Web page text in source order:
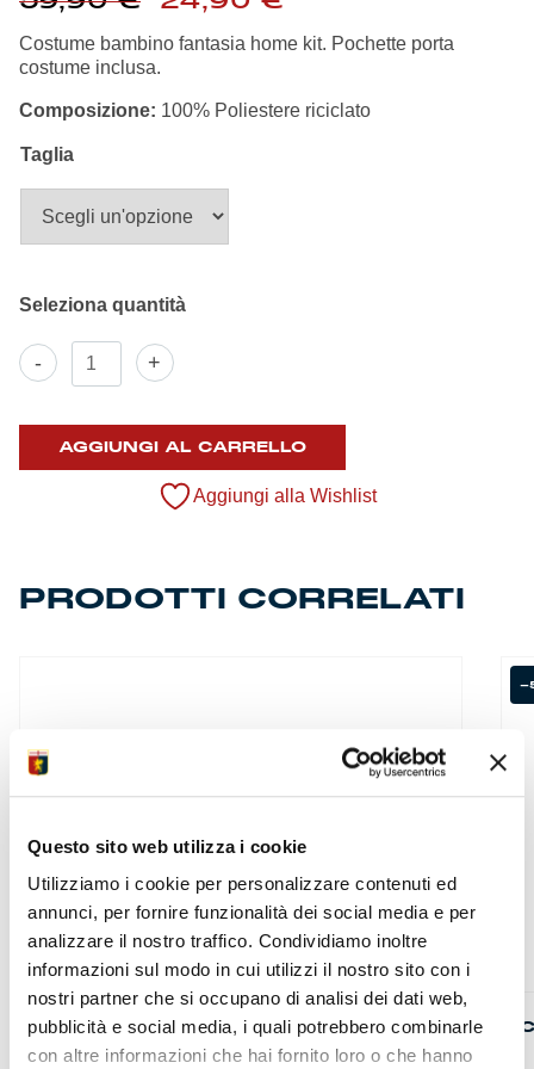
Questo sito web utilizza i cookie
Utilizziamo i cookie per personalizzare contenuti ed
annunci, per fornire funzionalità dei social media e per
analizzare il nostro traffico. Condividiamo inoltre
informazioni sul modo in cui utilizzi il nostro sito con i
nostri partner che si occupano di analisi dei dati web,
pubblicità e social media, i quali potrebbero combinarle
con altre informazioni che hai fornito loro o che hanno
Summer Sale
Accessori
Party
Helan x Genoa
prezzo
originale
era:
59,90 €.
attuale
24,90 €.
Costume bambino fantasia home kit. Pochette porta
costume inclusa.
Composizione: 100% Poliestere riciclato
Taglia
-
Costume
Boxer
Bambino
quantità
+
AGGIUNGI AL CARRELLO
Aggiungi alla Wishlist
PRODOTTI CORRELATI
-
SPILLA METALLO